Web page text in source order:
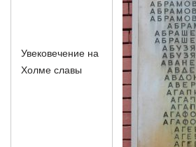
Увековечение на
Холме славы